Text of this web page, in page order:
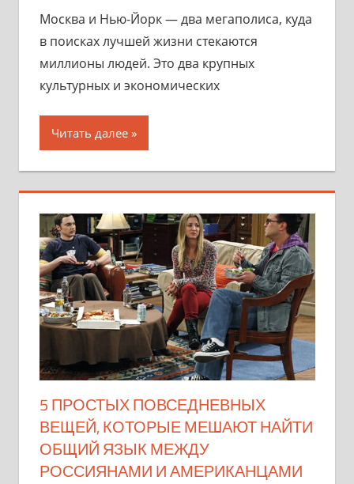
Москва и Нью-Йорк — два мегаполиса, куда
в поисках лучшей жизни стекаются
миллионы людей. Это два крупных
культурных и экономических
Читать далее
5 ПРОСТЫХ ПОВСЕДНЕВНЫХ
ВЕЩЕЙ, КОТОРЫЕ МЕШАЮТ НАЙТИ
ОБЩИЙ ЯЗЫК МЕЖДУ
РОССИЯНАМИ И АМЕРИКАНЦАМИ